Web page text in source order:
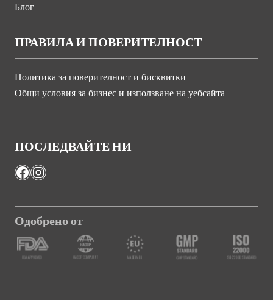
Блог
ПРАВИЛА И ПОВЕРИТЕЛНОСТ
Политика за поверителност и бисквитки
Общи условия за бизнес и използване на уебсайта
ПОСЛЕДВАЙТЕ НИ
Facebook
Instagram
Одобрено от